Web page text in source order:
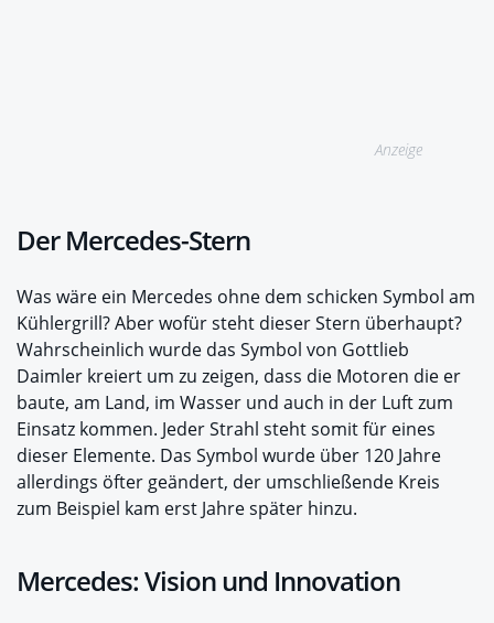
Anzeige
Der Mercedes-Stern
Was wäre ein Mercedes ohne dem schicken Symbol am
Kühlergrill? Aber wofür steht dieser Stern überhaupt?
Wahrscheinlich wurde das Symbol von Gottlieb
Daimler kreiert um zu zeigen, dass die Motoren die er
baute, am Land, im Wasser und auch in der Luft zum
Einsatz kommen. Jeder Strahl steht somit für eines
dieser Elemente. Das Symbol wurde über 120 Jahre
allerdings öfter geändert, der umschließende Kreis
zum Beispiel kam erst Jahre später hinzu.
Mercedes: Vision und Innovation